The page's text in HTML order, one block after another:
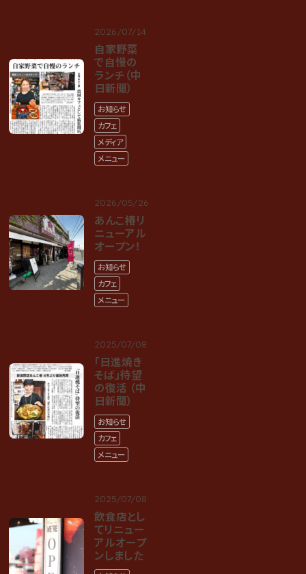
2026/07/14
自家野菜
で自慢の
ランチ（中
日新聞）
お知らせ
カフェ
メディア
メニュー
2026/05/26
あんこ椿リ
ニューアル
オープン！
お知らせ
カフェ
メニュー
2025/07/08
「日進焼き
そば」待望
の復活 （中
日新聞）
お知らせ
カフェ
メニュー
2025/07/08
飲食店とし
てリニュー
アルオープ
ンしました